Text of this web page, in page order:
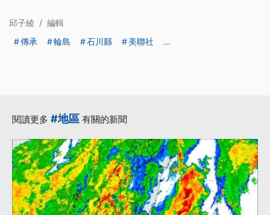
邱子綾 / 編輯
傳承
輪島 石川縣 美聯社 ...
閱讀更多 #地區 有關的新聞